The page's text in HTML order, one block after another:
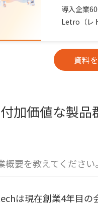
導入企業
Letro（レ
資料
加価値な製
要を教えてください。
は現在創業4年目の